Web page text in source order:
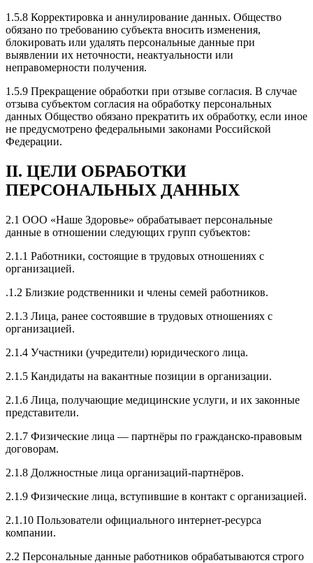
1.5.8 Корректировка и аннулирование данных. Общество
обязано по требованию субъекта вносить изменения,
блокировать или удалять персональные данные при
выявлении их неточности, неактуальности или
неправомерности получения.
1.5.9 Прекращение обработки при отзыве согласия. В случае
отзыва субъектом согласия на обработку персональных
данных Общество обязано прекратить их обработку, если иное
не предусмотрено федеральными законами Российской
Федерации.
II. ЦЕЛИ ОБРАБОТКИ
ПЕРСОНАЛЬНЫХ ДАННЫХ
2.1 ООО «Наше Здоровье» обрабатывает персональные
данные в отношении следующих групп субъектов:
2.1.1 Работники, состоящие в трудовых отношениях с
организацией.
.1.2 Близкие родственники и члены семей работников.
2.1.3 Лица, ранее состоявшие в трудовых отношениях с
организацией.
2.1.4 Участники (учредители) юридического лица.
2.1.5 Кандидаты на вакантные позиции в организации.
2.1.6 Лица, получающие медицинские услуги, и их законные
представители.
2.1.7 Физические лица — партнёры по гражданско-правовым
договорам.
2.1.8 Должностные лица организаций-партнёров.
2.1.9 Физические лица, вступившие в контакт с организацией.
2.1.10 Пользователи официального интернет-ресурса
компании.
2.2 Персональные данные работников обрабатываются строго